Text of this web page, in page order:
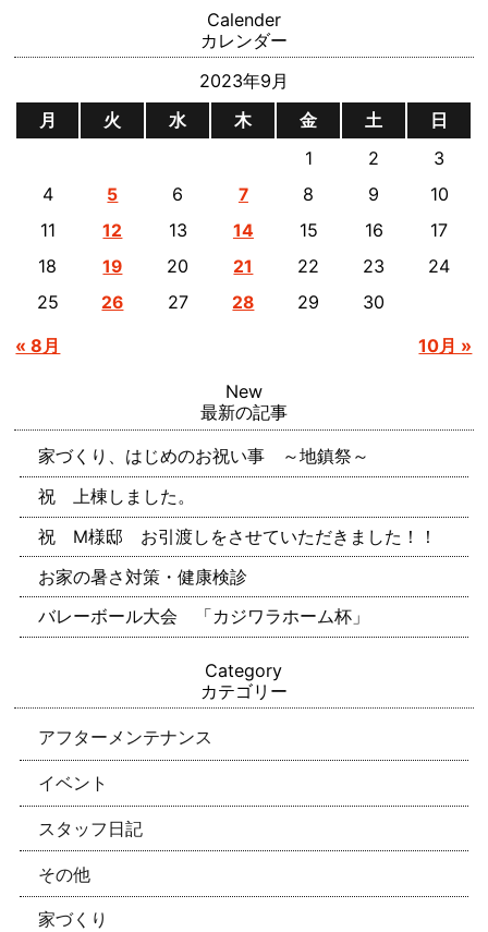
Calender
カレンダー
2023年9月
月
火 水 木 金 土 日
« 8月 10月 »
1 2
3
4
5 6 7 8 9
10
11
12 13 14 15 16
17
18
19 20 21 22 23
24
25
26 27 28 29 30
New
最新の記事
家づくり、はじめのお祝い事 ～地鎮祭～
祝 上棟しました。
祝 M様邸 お引渡しをさせていただきました！！
お家の暑さ対策・健康検診
バレーボール大会 「カジワラホーム杯」
Category
カテゴリー
アフターメンテナンス
イベント
スタッフ日記
その他
家づくり